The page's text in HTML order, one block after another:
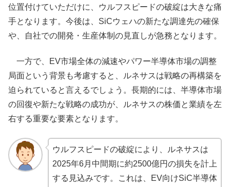
位置付けていただけに、ウルフスピードの破綻は大きな痛
手となります。今後は、SiCウェハの新たな調達先の確保
や、自社での開発・生産体制の見直しが急務となります。
一方で、EV市場全体の減速やパワー半導体市場の調整
局面という背景も考慮すると、ルネサスは戦略の再構築を
迫られていると言えるでしょう。長期的には、半導体市場
の回復や新たな戦略の成功が、ルネサスの株価と業績を左
右する重要な要素となります。
ウルフスピードの破綻により、ルネサスは
2025年6月中間期に約2500億円の損失を計上
する見込みです。これは、EV向けSiC半導体